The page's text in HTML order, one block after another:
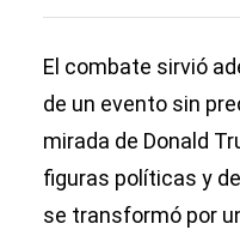
El combate sirvió
de un evento sin
mirada de Donald
figuras políticas y
se transformó por